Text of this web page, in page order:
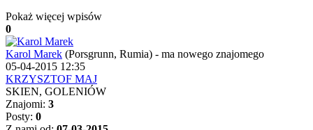
Pokaż więcej wpisów
0
Karol Marek (Porsgrunn, Rumia) - ma nowego znajomego
05-04-2015 12:35
KRZYSZTOF MAJ
SKIEN, GOLENIÓW
Znajomi: 3
Posty: 0